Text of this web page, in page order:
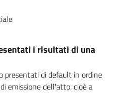
i risultati di una
presentati di default in ordine
emissione dell'atto, cioè a